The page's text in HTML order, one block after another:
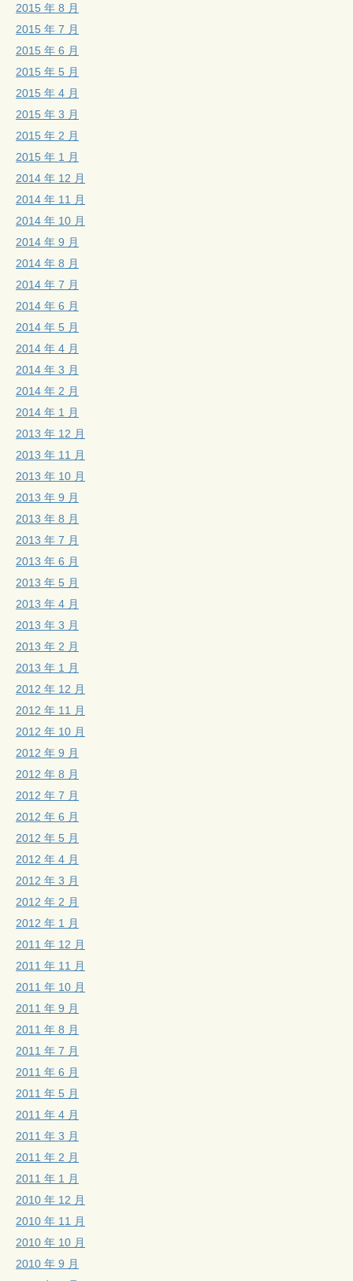
2015 年 8 月
2015 年 7 月
2015 年 6 月
2015 年 5 月
2015 年 4 月
2015 年 3 月
2015 年 2 月
2015 年 1 月
2014 年 12 月
2014 年 11 月
2014 年 10 月
2014 年 9 月
2014 年 8 月
2014 年 7 月
2014 年 6 月
2014 年 5 月
2014 年 4 月
2014 年 3 月
2014 年 2 月
2014 年 1 月
2013 年 12 月
2013 年 11 月
2013 年 10 月
2013 年 9 月
2013 年 8 月
2013 年 7 月
2013 年 6 月
2013 年 5 月
2013 年 4 月
2013 年 3 月
2013 年 2 月
2013 年 1 月
2012 年 12 月
2012 年 11 月
2012 年 10 月
2012 年 9 月
2012 年 8 月
2012 年 7 月
2012 年 6 月
2012 年 5 月
2012 年 4 月
2012 年 3 月
2012 年 2 月
2012 年 1 月
2011 年 12 月
2011 年 11 月
2011 年 10 月
2011 年 9 月
2011 年 8 月
2011 年 7 月
2011 年 6 月
2011 年 5 月
2011 年 4 月
2011 年 3 月
2011 年 2 月
2011 年 1 月
2010 年 12 月
2010 年 11 月
2010 年 10 月
2010 年 9 月